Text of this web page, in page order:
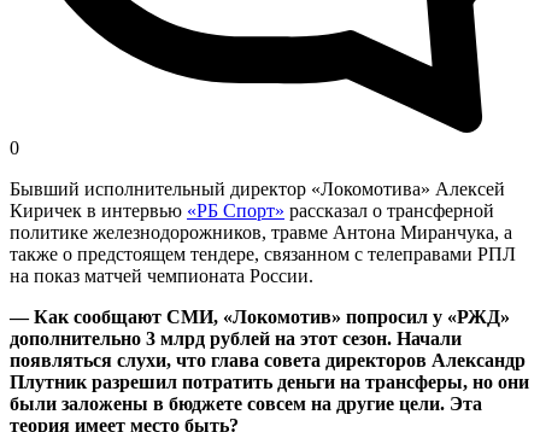
0
Бывший исполнительный директор «Локомотива» Алексей
Киричек в интервью «РБ Спорт» рассказал о трансферной
политике железнодорожников, травме Антона Миранчука, а
также о предстоящем тендере, связанном с телеправами РПЛ
на показ матчей чемпионата России.
— Как сообщают СМИ, «Локомотив» попросил у «РЖД»
дополнительно 3 млрд рублей на этот сезон. Начали
появляться слухи, что глава совета директоров Александр
Плутник разрешил потратить деньги на трансферы, но они
были заложены в бюджете совсем на другие цели. Эта
теория имеет место быть?